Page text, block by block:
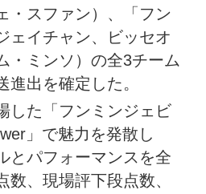
・スファン）、「フン
ェイチャン、ビッセオ
・ミンソ）の全3チーム
進出を確定した。
した「フンミンジェビ
」で魅力を発散し
とパフォーマンスを全
数、現場評下段点数、